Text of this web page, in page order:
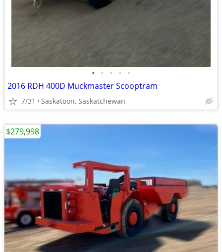
• • • • •
2016 RDH 400D Muckmaster Scooptram
7/31 Saskatoon, Saskatchewan
$279,998